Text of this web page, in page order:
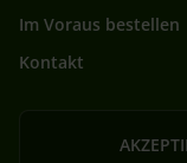
Im Voraus bestellen
Kontakt